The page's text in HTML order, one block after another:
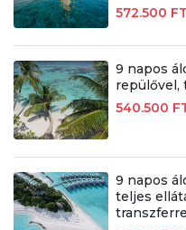
572.500 FT
9 napos
repülővel,
540.500
9 napos
teljes